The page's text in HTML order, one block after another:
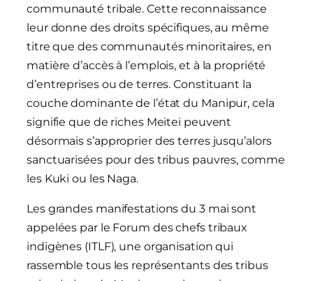
communauté tribale. Cette reconnaissance
leur donne des droits spécifiques, au même
titre que des communautés minoritaires, en
matière d’accès à l’emplois, et à la propriété
d’entreprises ou de terres. Constituant la
couche dominante de l’état du Manipur, cela
signifie que de riches Meitei peuvent
désormais s’approprier des terres jusqu’alors
sanctuarisées pour des tribus pauvres, comme
les Kuki ou les Naga.
Les grandes manifestations du 3 mai sont
appelées par le Forum des chefs tribaux
indigènes (ITLF), une organisation qui
rassemble tous les représentants des tribus